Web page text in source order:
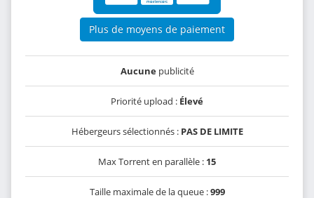
Plus de moyens de paiement
Aucunepublicité
Priorité upload : Élevé
Hébergeurs sélectionnés : PAS DE LIMITE
Max Torrent en parallèle : 15
Taille maximale de la queue :999